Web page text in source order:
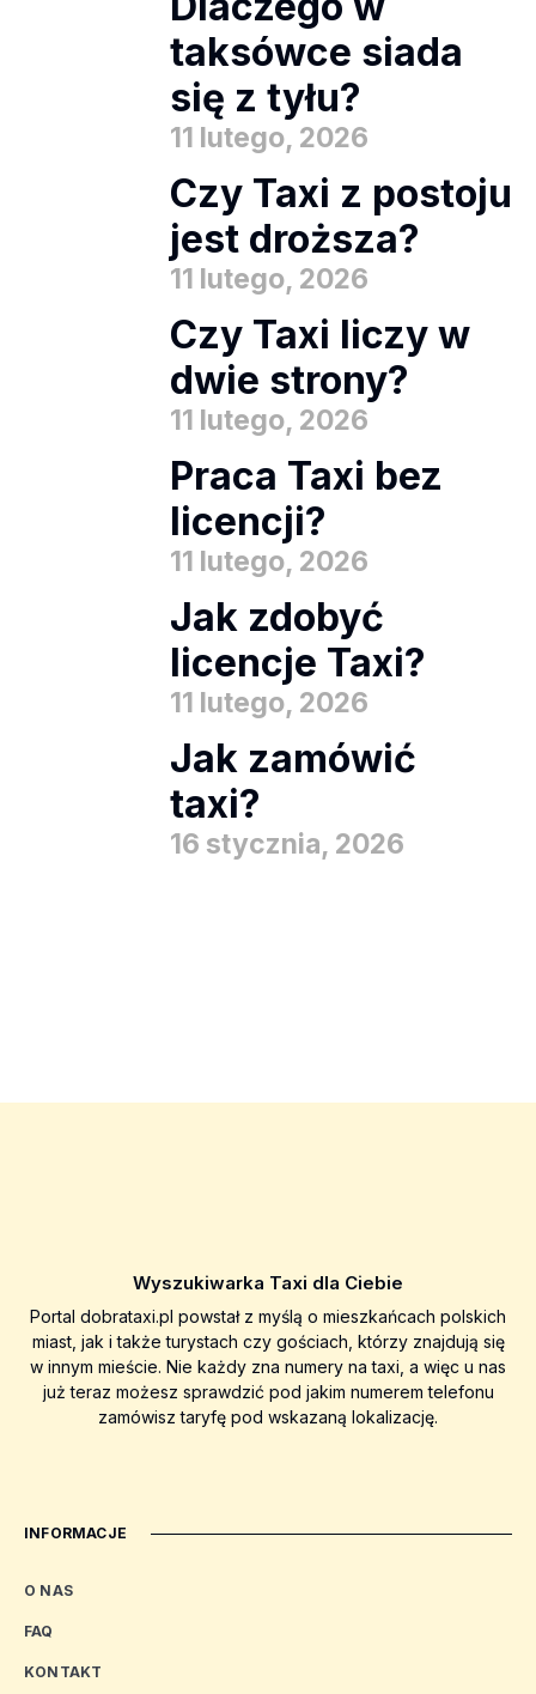
taksówce siada
się z tyłu?
11 lutego, 2026
Czy Taxi z postoju
jest droższa?
11 lutego, 2026
Czy Taxi liczy w
dwie strony?
11 lutego, 2026
Praca Taxi bez
licencji?
11 lutego, 2026
Jak zdobyć
licencje Taxi?
11 lutego, 2026
Jak zamówić
taxi?
16 stycznia, 2026
Wyszukiwarka Taxi dla Ciebie
Portal dobrataxi.pl powstał z myślą o mieszkańcach polskich
miast, jak i także turystach czy gościach, którzy znajdują się
w innym mieście. Nie każdy zna numery na taxi, a więc u nas
już teraz możesz sprawdzić pod jakim numerem telefonu
zamówisz taryfę pod wskazaną lokalizację.
INFORMACJE
O NAS
FAQ
KONTAKT